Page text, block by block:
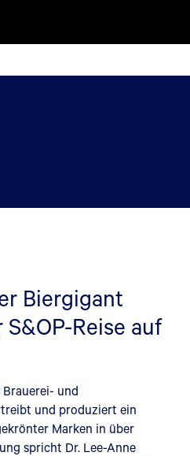
Biergigant
Reise auf
und
und produziert ein
Marken in über
spricht Dr. Lee-Anne